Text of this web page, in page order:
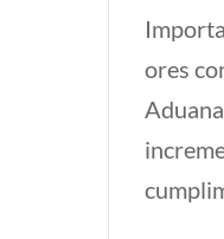
ores